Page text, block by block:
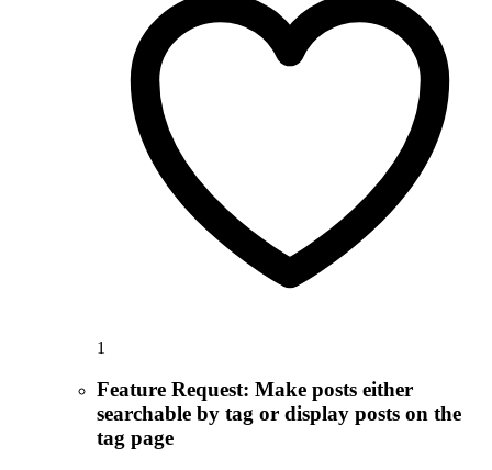
1
Feature Request: Make posts either
searchable by tag or display posts on the
tag page